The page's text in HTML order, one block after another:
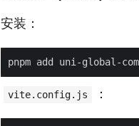
安装：
vite.config.js ：